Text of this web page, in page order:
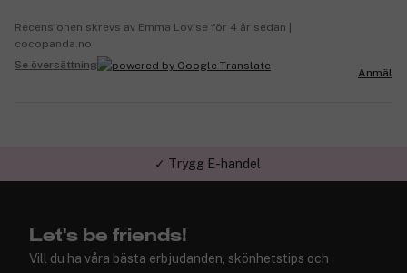
Recensionen skrevs av Emma Lovise för 4 år sedan |
cocopanda.no
Se översättning
Anmäl
✓ Trygg E-handel
Let's be friends!
Vill du ha våra bästa erbjudanden, skönhetstips och